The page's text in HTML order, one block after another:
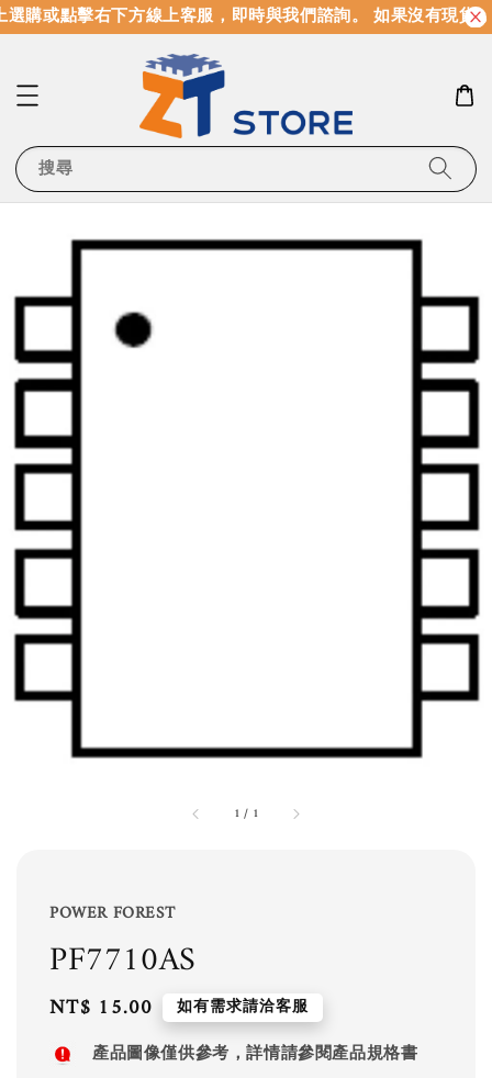
購或點擊右下方線上客服，即時與我們諮詢。 如果沒有現貨
搜尋
1 / 1
POWER FOREST
PF7710AS
Regular
price
NT$ 15.00 如有需求請洽客服
產品圖像僅供參考，詳情請參閱產品規格書